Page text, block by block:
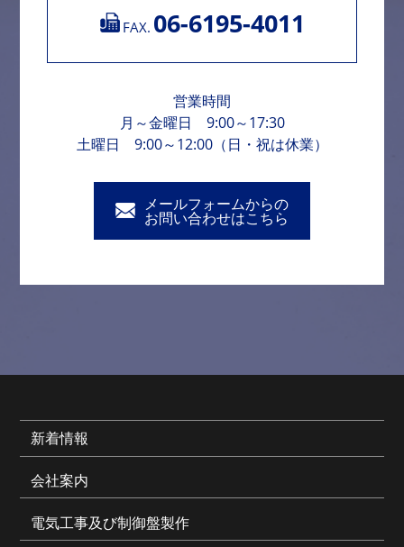
FAX. 06-6195-4011
営業時間
月～金曜日 9:00～17:30
土曜日 9:00～12:00（日・祝は休業）
メールフォームからの
お問い合わせはこちら
新着情報
会社案内
電気工事及び制御盤製作